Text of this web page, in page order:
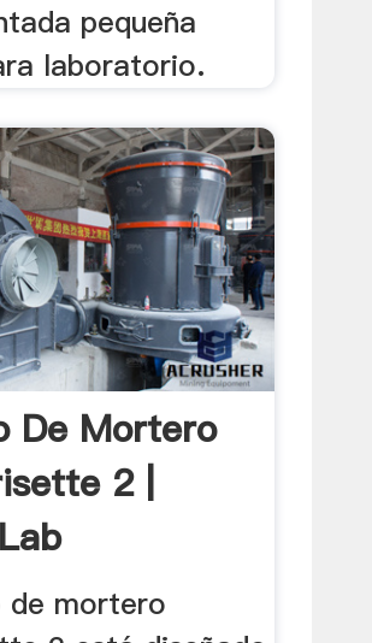
pequeña
laboratorio.
De Mortero
2 |
de mortero